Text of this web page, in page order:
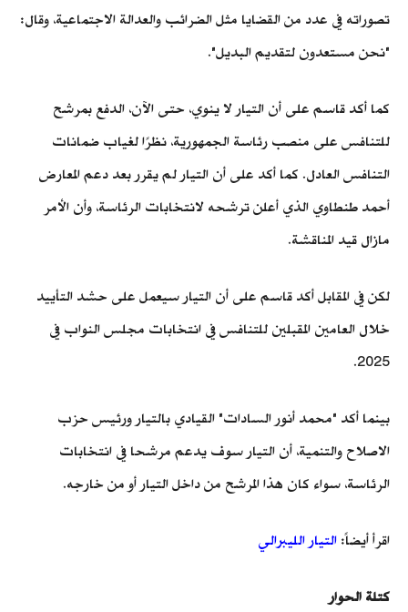
تصوراته في عدد من القضايا مثل الضرائب والعدالة الاجتماعية، وقال:
"نحن مستعدون لتقديم البديل".
كما أكد قاسم على أن التيار لا ينوي، حتى الآن، الدفع بمرشح
للتنافس على منصب رئاسة الجمهورية، نظرًا لغياب ضمانات
التنافس العادل. كما أكد على أن التيار لم يقرر بعد دعم المعارض
أحمد طنطاوي الذي أعلن ترشحه لانتخابات الرئاسة، وأن الأمر
مازال قيد المناقشة.
لكن في المقابل أكد قاسم على أن التيار سيعمل على حشد التأييد
خلال العامين المقبلين للتنافس في انتخابات مجلس النواب في
2025.
بينما أكد "محمد أنور السادات" القيادي بالتيار ورئيس حزب
الاصلاح والتنمية، أن التيار سوف يدعم مرشحا في انتخابات
الرئاسة، سواء كان هذا المرشح من داخل التيار أو من خارجه.
اقرأ أيضاً: التيار الليبرالي
كتلة الحوار